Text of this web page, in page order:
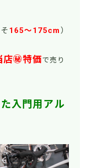
165～175cm ）
店㊙特価で売り
入門用アル